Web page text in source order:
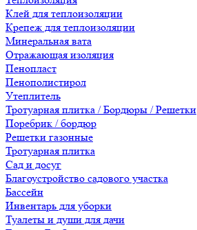
Клей для теплоизоляции
Крепеж для теплоизоляции
Минеральная вата
Отражающая изоляция
Пенопласт
Пенополистирол
Утеплитель
Тротуарная плитка / Бордюры / Решетки
Поребрик / бордюр
Решетки газонные
Тротуарная плитка
Сад и досуг
Благоустройство садового участка
Бассейн
Инвентарь для уборки
Туалеты и души для дачи